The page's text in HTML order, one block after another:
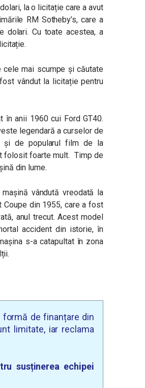
la o licitație care a avut
RM Sotheby’s, care a
dolari. Cu toate acestea, a
mai scumpe și căutate
vândut la licitație pentru
în anii 1960 cui Ford GT40.
legendară a curselor de
și de popularul film de la
folosit foarte mult. Timp de
din lume.
vândută vreodată la
Coupe din 1955, care a fost
anul trecut. Acest model
accident din istorie, în
s-a catapultat în zona
de finanțare din
limitate, iar reclama
susținerea echipei